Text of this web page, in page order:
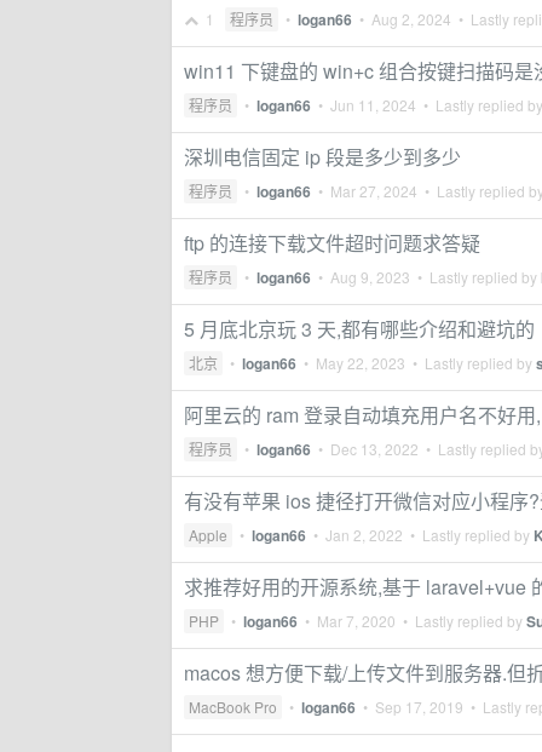
1 程序员 • logan66 • Aug 2, 2024 • Lastly
win11 下键盘的 win+c 组合按键扫描码是
程序员 • logan66 • Jun 11, 2024 • Lastly replied
深圳电信固定 ip 段是多少到多少
程序员 • logan66 • Mar 27, 2024 • Lastly replied
ftp 的连接下载文件超时问题求答疑
程序员 • logan66 • Aug 9, 2023 • Lastly replied by
5 月底北京玩 3 天,都有哪些介绍和避坑的
北京 • logan66 • May 22, 2023 • Lastly replied by
阿里云的 ram 登录自动填充用户名不好
程序员 • logan66 • Dec 13, 2022 • Lastly replied
有没有苹果 ios 捷径打开微信对应小程序
Apple • logan66 • Jan 2, 2022 • Lastly replied by
求推荐好用的开源系统,基于 laravel+vue
PHP • logan66 • Mar 7, 2020 • Lastly replied by
macos 想方便下载/上传文件到服务器.但
MacBook Pro • logan66 • Sep 17, 2019 • Lastly